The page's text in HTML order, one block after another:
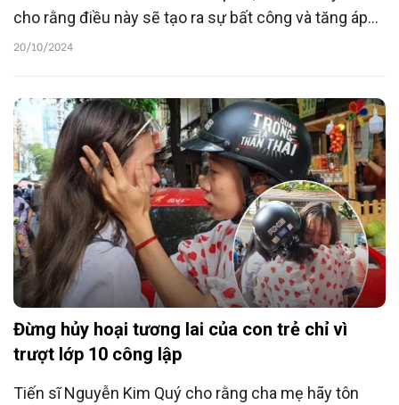
cho rằng điều này sẽ tạo ra sự bất công và tăng áp
lực cho học sinh.
20/10/2024
Đừng hủy hoại tương lai của con trẻ chỉ vì
trượt lớp 10 công lập
Tiến sĩ Nguyễn Kim Quý cho rằng cha mẹ hãy tôn